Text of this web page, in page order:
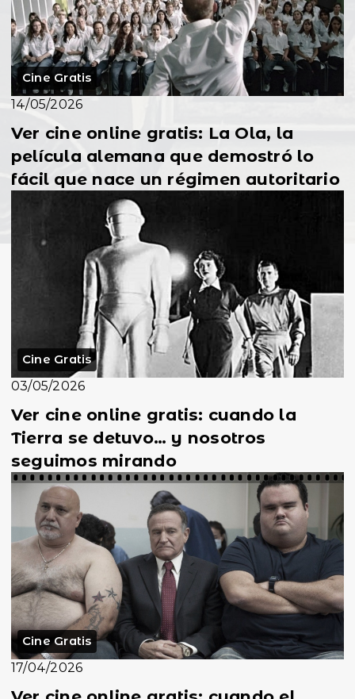
Cine Gratis
14/05/2026
Ver cine online gratis: La Ola, la
película alemana que demostró lo
fácil que nace un régimen autoritario
Cine Gratis
03/05/2026
Ver cine online gratis: cuando la
Tierra se detuvo… y nosotros
seguimos mirando
Cine Gratis
17/04/2026